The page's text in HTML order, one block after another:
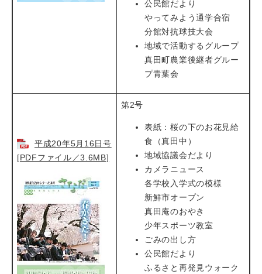
公民館だより
やってみよう通学合宿
分館対抗球技大会
地域で活動するグループ
真田町農業後継者グルー
プ青葉会
平成20年5月16日号
[PDFファイル／3.6MB]
第2号
表紙：桜の下のお花見給
食（真田中）
地域協議会だより
カメラニュース
各学校入学式の模様
新鮮市オープン
真田庵のおやき
少年スポーツ教室
ごみの出し方
公民館だより
ふるさと再発見ウォーク